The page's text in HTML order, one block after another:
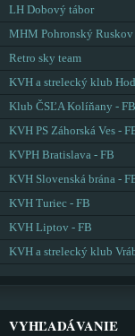
LH Dobový tábor
MHM Pohronský Ruskov
Retro sky team
KVH a strelecký klub
Klub ČSĽA Kolíňany - FB
KVH PS Záhorská Ves -
KVPH Bratislava - FB
KVH Slovenská brána -
KVH Turiec - FB
KVH Liptov - FB
KVH a strelecký klub
VYHĽADÁVANIE